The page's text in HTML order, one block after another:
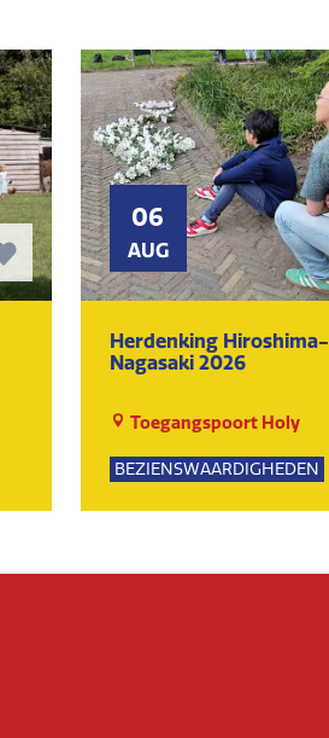
06
AUG
Herdenking Hiroshima-
Nagasaki 2026
Toegangspoort Holy
BEZIENSWAARDIGHEDEN
KUNST EN CULTUUR